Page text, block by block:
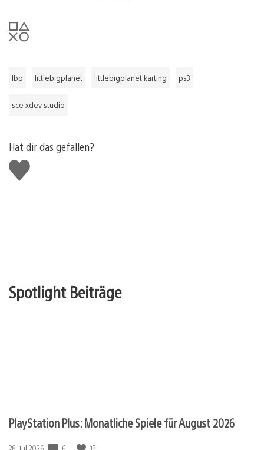
lbp littlebigplanet littlebigplanet karting ps3
sce xdev studio
Hat dir das gefallen?
Gefällt
mir
Spotlight Beiträge
PlayStation Plus: Monatliche Spiele für August 2026
6 13